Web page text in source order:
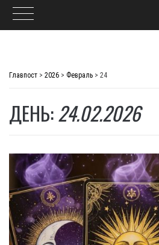
Главпост > 2026 > Февраль > 24
ДЕНЬ:24.02.2026